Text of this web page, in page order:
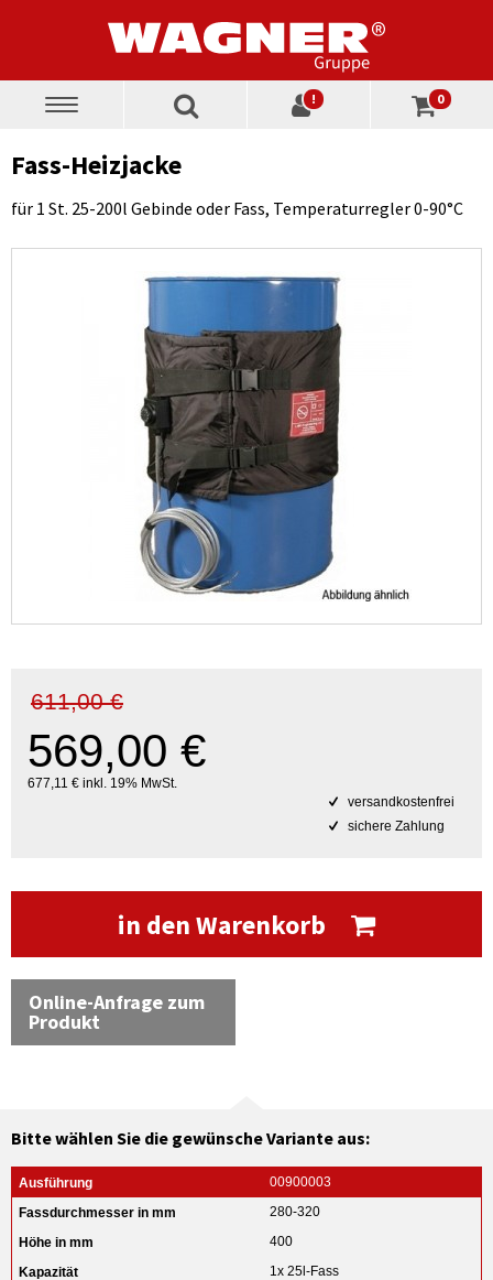
Toggle
! 0
Fass-Heizjacke
für 1 St. 25-200l Gebinde oder Fass, Temperaturregler 0-90°C
611,00 €
569,00 €
677,11 € inkl. 19% MwSt.
versandkostenfrei
sichere Zahlung
in den Warenkorb
Online-Anfrage zum
Produkt
Bitte wählen Sie die gewünsche Variante aus:
00900003
280-320
400
1x 25l-Fass